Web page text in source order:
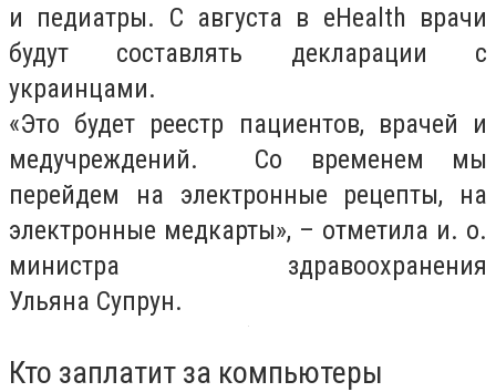
и педиатры. С августа в eHealth врачи
будут составлять декларации с
украинцами.
«Это будет реестр пациентов, врачей и
медучреждений. Со временем мы
перейдем на электронные рецепты, на
электронные медкарты», – отметила и. о.
министра здравоохранения
Ульяна Супрун.
Кто заплатит за компьютеры